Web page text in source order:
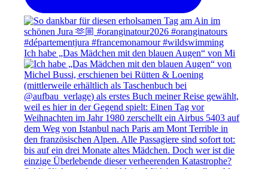
Ich habe „Das Mädchen mit den blauen Augen“ von Mi